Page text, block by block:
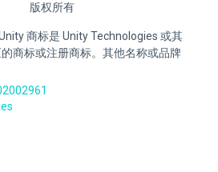
版权所有
商标是 Unity Technologies 或其
商标或注册商标。其他名称或品牌